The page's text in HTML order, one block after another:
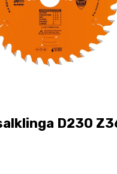
D230